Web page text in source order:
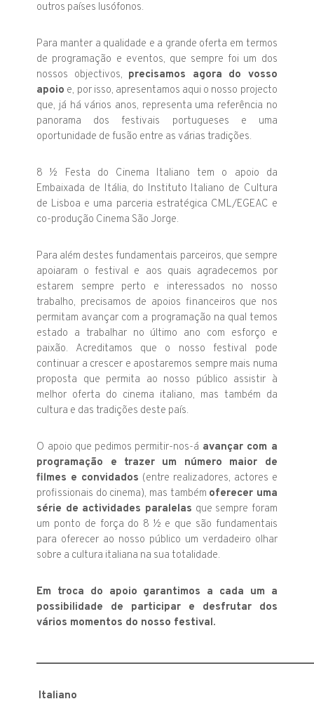
outros países lusófonos.
Para manter a qualidade e a grande oferta em termos
de programação e eventos, que sempre foi um dos
nossos objectivos, precisamos agora do vosso
apoio e, por isso, apresentamos aqui o nosso projecto
que, já há vários anos, representa uma referência no
panorama dos festivais portugueses e uma
oportunidade de fusão entre as várias tradições.
8 ½ Festa do Cinema Italiano tem o apoio da
Embaixada de Itália, do Instituto Italiano de Cultura
de Lisboa e uma parceria estratégica CML/EGEAC e
co-produção Cinema São Jorge.
Para além destes fundamentais parceiros, que sempre
apoiaram o festival e aos quais agradecemos por
estarem sempre perto e interessados no nosso
trabalho, precisamos de apoios financeiros que nos
permitam avançar com a programação na qual temos
estado a trabalhar no último ano com esforço e
paixão. Acreditamos que o nosso festival pode
continuar a crescer e apostaremos sempre mais numa
proposta que permita ao nosso público assistir à
melhor oferta do cinema italiano, mas também da
cultura e das tradições deste país.
O apoio que pedimos permitir-nos-á avançar com a
programação e trazer um número maior de
filmes e convidados (entre realizadores, actores e
profissionais do cinema), mas também oferecer uma
série de actividades paralelas que sempre foram
um ponto de força do 8 ½ e que são fundamentais
para oferecer ao nosso público um verdadeiro olhar
sobre a cultura italiana na sua totalidade.
Em troca do apoio garantimos a cada um a
possibilidade de participar e desfrutar dos
vários momentos do nosso festival.
Italiano